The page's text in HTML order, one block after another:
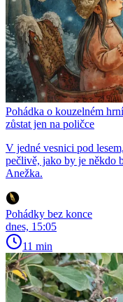
Pohádka o kouzelném
zůstat jen na poličce
V jedné vesnici pod
pečlivě, jako by je někdo
Anežka.
Pohádky bez konce
dnes, 15:05
11 min